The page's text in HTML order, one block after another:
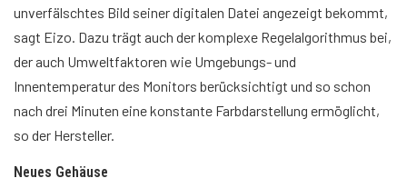
unverfälschtes Bild seiner digitalen Datei angezeigt bekommt,
sagt Eizo. Dazu trägt auch der komplexe Regelalgorithmus bei,
der auch Umweltfaktoren wie Umgebungs- und
Innentemperatur des Monitors berücksichtigt und so schon
nach drei Minuten eine konstante Farbdarstellung ermöglicht,
so der Hersteller.
Neues Gehäuse